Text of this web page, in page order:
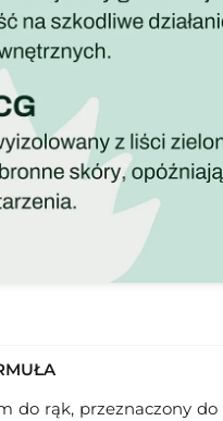
do rąk, przeznaczony